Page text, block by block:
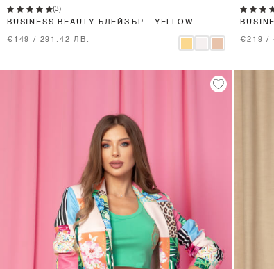
(3)
BUSINESS BEAUTY БЛЕЙЗЪР - YELLOW
€149 / 291.42 ЛВ.
€219 /